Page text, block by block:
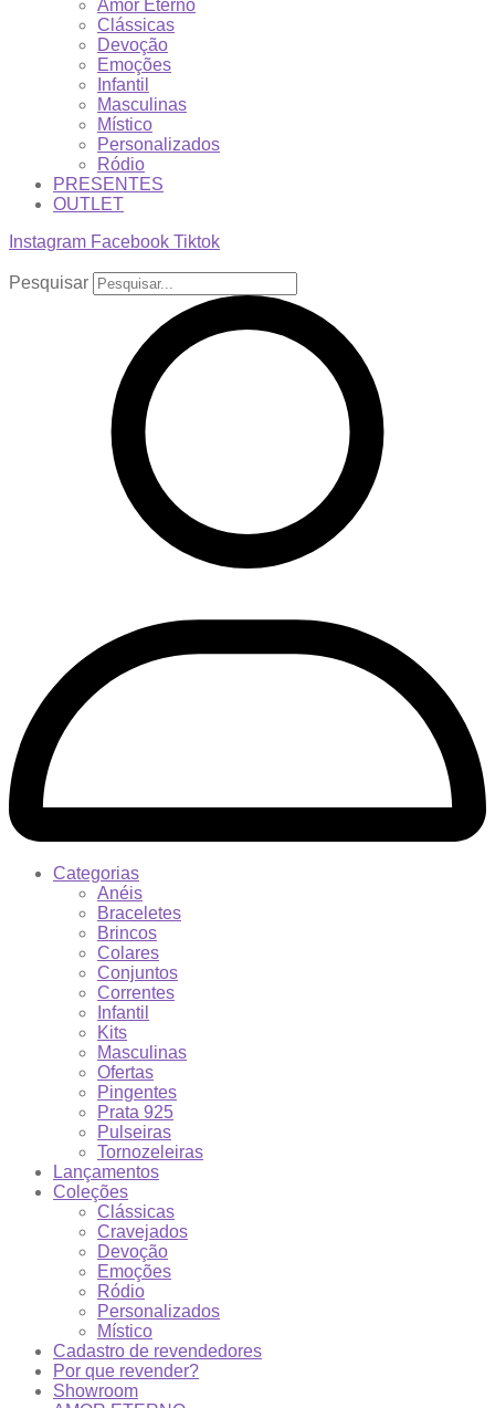
Amor Eterno
Clássicas
Devoção
Emoções
Infantil
Masculinas
Místico
Personalizados
Ródio
PRESENTES
OUTLET
Instagram Facebook Tiktok
Pesquisar
Categorias
Anéis
Braceletes
Brincos
Colares
Conjuntos
Correntes
Infantil
Kits
Masculinas
Ofertas
Pingentes
Prata 925
Pulseiras
Tornozeleiras
Lançamentos
Coleções
Clássicas
Cravejados
Devoção
Emoções
Ródio
Personalizados
Místico
Cadastro de revendedores
Por que revender?
Showroom